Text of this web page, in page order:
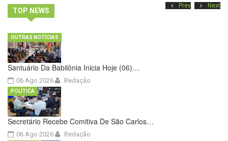
TOP NEWS
Prev Next
Santuário Da Babilônia Inicia Hoje (06)…
06 Ago 2026
OUTRAS NOTÍCIAS
Redação
Secretário Recebe Comitiva De São Carlos…
06 Ago 2026
POLÍTICA
Redação